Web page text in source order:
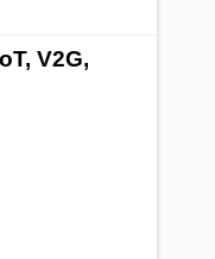
V2G,